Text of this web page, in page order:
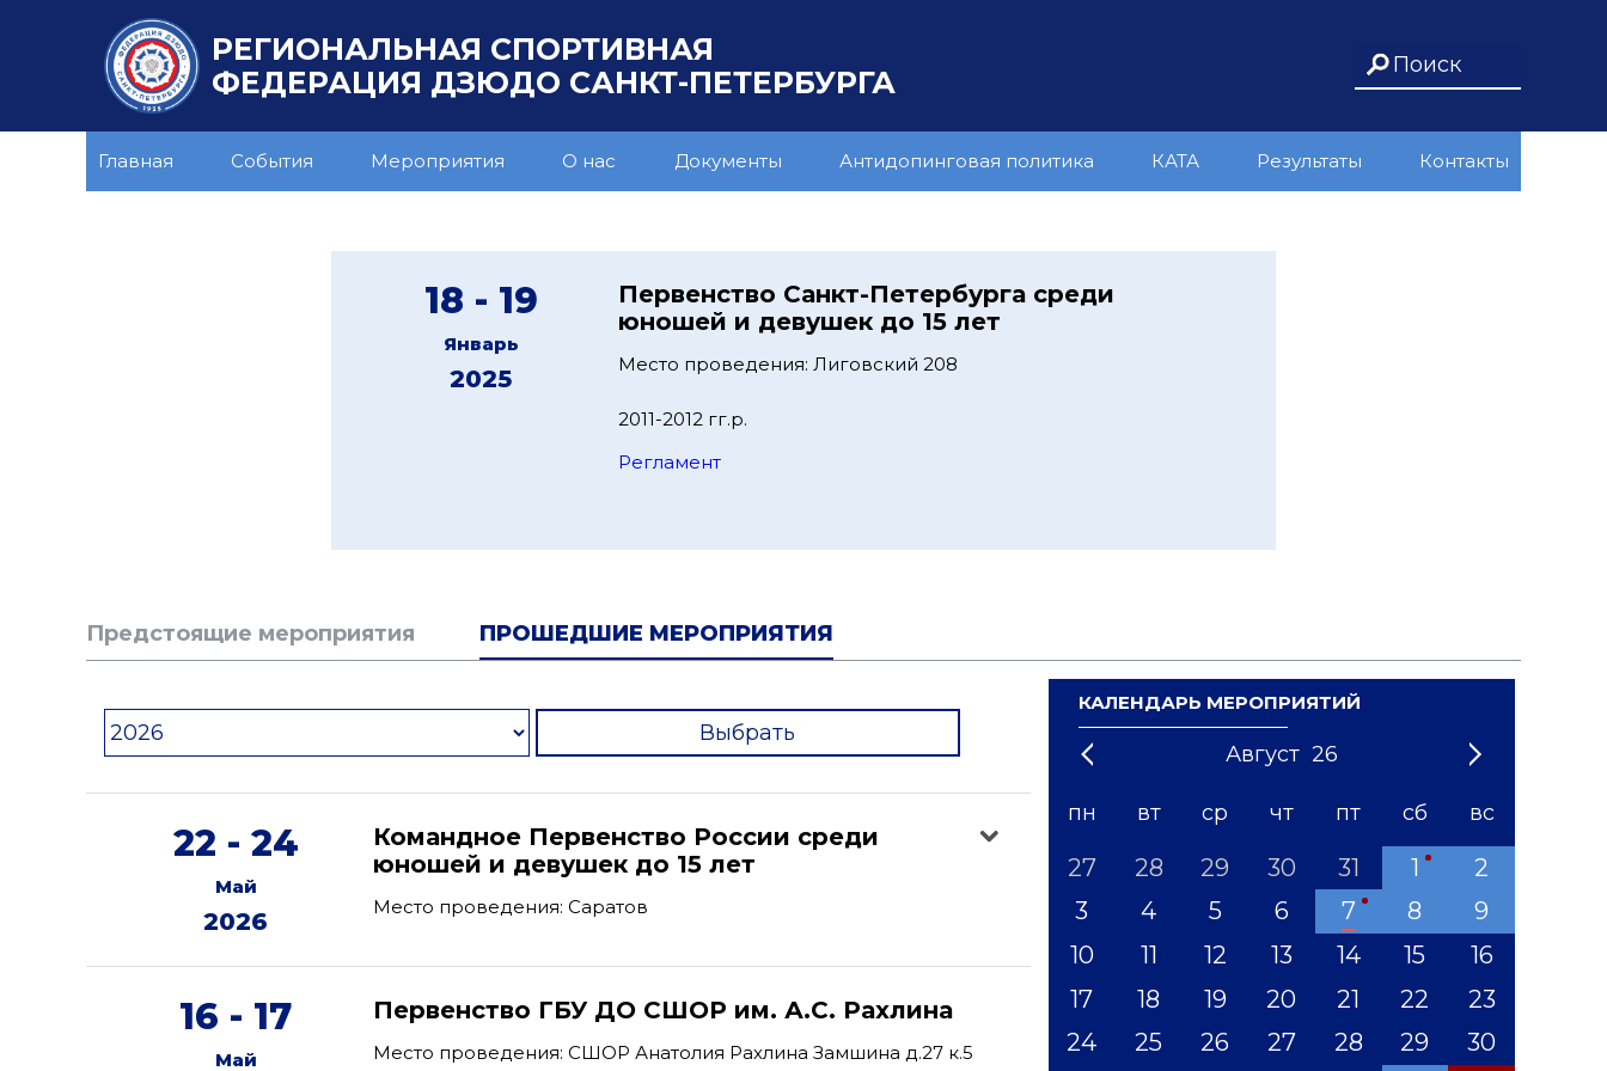
РЕГИОНАЛЬНАЯ СПОРТИВНАЯ
ФЕДЕРАЦИЯ ДЗЮДО САНКТ-ПЕТЕРБУРГА
Главная События Мероприятия О нас Документы Антидопинговая политика КАТА Результаты Контакты
18 - 19
Январь
2025
Первенство Санкт-Петербурга среди
юношей и девушек до 15 лет
Место проведения: Лиговский 208
2011-2012 гг.р.
Регламент
Предстоящие мероприятия ПРОШЕДШИЕ МЕРОПРИЯТИЯ
Выбрать
22 - 24
Май
2026
Командное Первенство России среди
юношей и девушек до 15 лет
Место проведения: Саратов
16 - 17
Май
Первенство ГБУ ДО СШОР им. А.С. Рахлина
Место проведения: СШОР Анатолия Рахлина Замшина д.27 к.5
КАЛЕНДАРЬ МЕРОПРИЯТИЙ
Август 26
1 3 5 8 10 12
'21 '23 '24 '25 '26 '27 '28 '29 '31
пн вт ср чт пт сб вс
27 28 29 30 31 1
2
3
4 5 6 7 8
9
10
11 12 13 14 15
16
17
18 19 20 21 22
23
24
25 26 27 28 29
30